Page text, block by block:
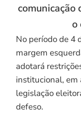
o
No período de 4
margem
adotará
institucional, em
legislação
defeso.